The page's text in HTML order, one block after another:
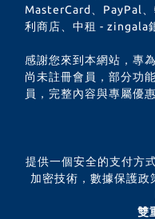
MasterCard、PayPal
利商店、中租 - zingala
感謝您來到本網站，專
尚未註冊會員，部分功
員，完整內容與專屬優
提供一個安全的支付方
加密技術，數據保護
雙